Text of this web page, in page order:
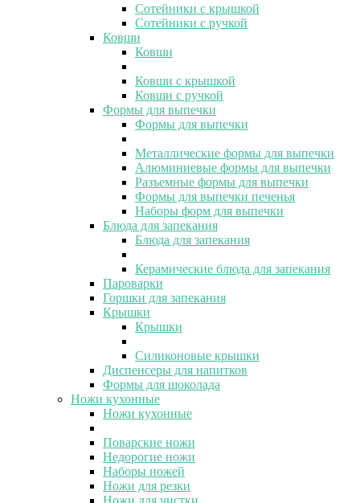
Сотейники с крышкой
Сотейники с ручкой
Ковши
Ковши
Ковши с крышкой
Ковши с ручкой
Формы для выпечки
Формы для выпечки
Металлические формы для выпечки
Алюминиевые формы для выпечки
Разъемные формы для выпечки
Формы для выпечки печенья
Наборы форм для выпечки
Блюда для запекания
Блюда для запекания
Керамические блюда для запекания
Пароварки
Горшки для запекания
Крышки
Крышки
Силиконовые крышки
Диспенсеры для напитков
Формы для шоколада
Ножи кухонные
Ножи кухонные
Поварские ножи
Недорогие ножи
Наборы ножей
Ножи для резки
Ножи для чистки